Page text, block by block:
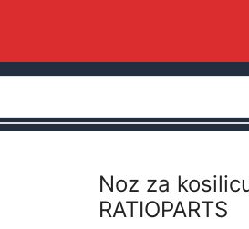
Noz za
RATIOPARTS